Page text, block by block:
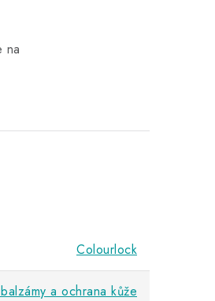
na
Colourlock
a ochrana kůže